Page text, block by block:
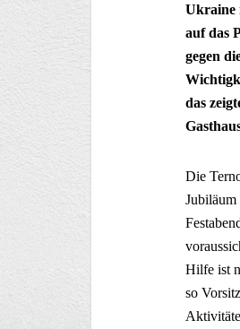
Ukraine
auf das
gegen
das
Die
Hilfe ist
so